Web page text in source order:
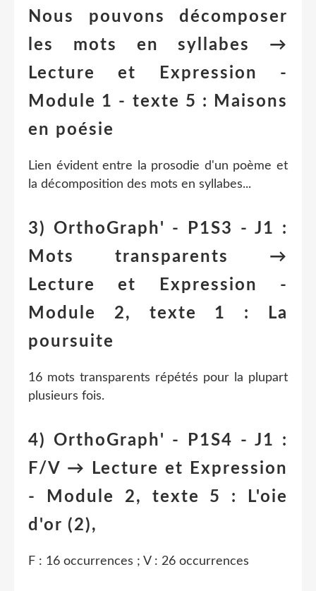
Nous pouvons décomposer
les mots en syllabes →
Lecture et Expression -
Module 1 - texte 5 : Maisons
en poésie
Lien évident entre la prosodie d'un poème et
la décomposition des mots en syllabes...
3) OrthoGraph' - P1S3 - J1 :
Mots transparents →
Lecture et Expression -
Module 2, texte 1 : La
poursuite
16 mots transparents répétés pour la plupart
plusieurs fois.
4) OrthoGraph' - P1S4 - J1 :
F/V → Lecture et Expression
- Module 2, texte 5 : L'oie
d'or (2),
F : 16 occurrences ; V : 26 occurrences